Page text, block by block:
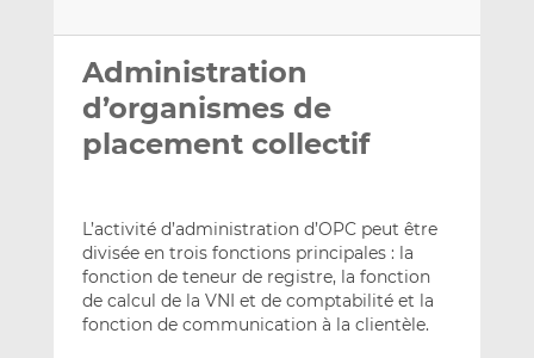
par
email
sur
LinkedIn
sur
Facebook
Administration
d’organismes de
placement collectif
L’activité d’administration d’OPC peut être
divisée en trois fonctions principales : la
fonction de teneur de registre, la fonction
de calcul de la VNI et de comptabilité et la
fonction de communication à la clientèle.